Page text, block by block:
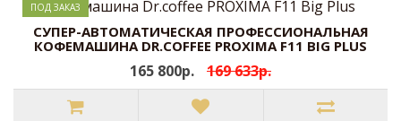
ПОД ЗАКАЗ
CУПЕР-АВТОМАТИЧЕСКАЯ ПРОФЕССИОНАЛЬНАЯ
КОФЕМАШИНА DR.COFFEE PROXIMA F11 BIG PLUS
165 800р. 169 633р.